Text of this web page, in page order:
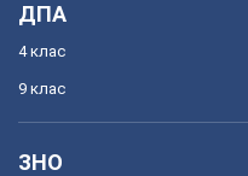
ДПА
4 клас
9 клас
ЗНО